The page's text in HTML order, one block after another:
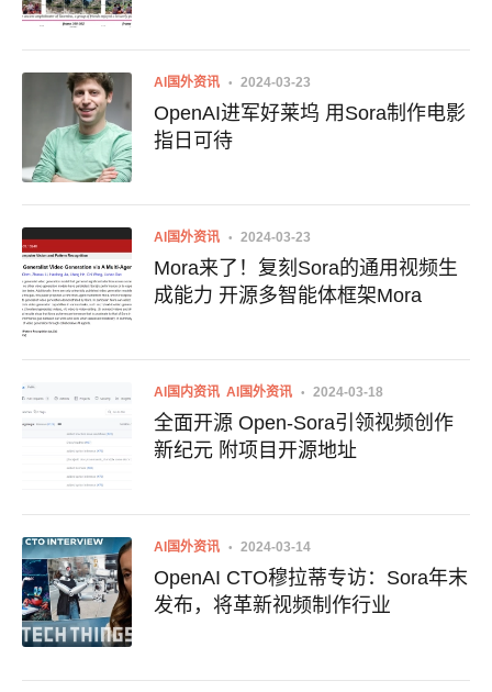
AI国外资讯 2024-03-23
OpenAI进军好莱坞 用Sora制作电影
指日可待
AI国外资讯 2024-03-23
Mora来了！复刻Sora的通用视频生
成能力 开源多智能体框架Mora
AI国内资讯 AI国外资讯 2024-03-18
全面开源 Open-Sora引领视频创作
新纪元 附项目开源地址
AI国外资讯 2024-03-14
OpenAI CTO穆拉蒂专访：Sora年末
发布，将革新视频制作行业